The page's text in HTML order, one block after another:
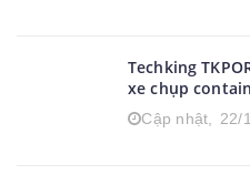
Techking
xe chụp
Cập nhật, 22/